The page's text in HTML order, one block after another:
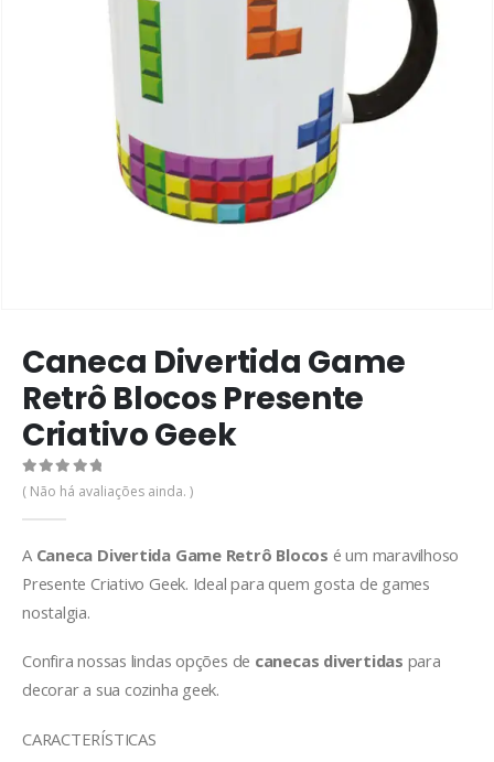
Caneca Divertida Game
Retrô Blocos Presente
Criativo Geek
0 de 5
( Não há avaliações ainda. )
A Caneca Divertida Game Retrô Blocos é um maravilhoso
Presente Criativo Geek. Ideal para quem gosta de games
nostalgia.
Confira nossas lindas opções de canecas divertidas para
decorar a sua cozinha geek.
CARACTERÍSTICAS